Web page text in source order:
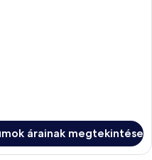
árainak megtekintése